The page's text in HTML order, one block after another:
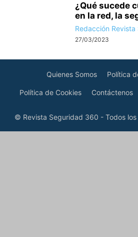
¿Qué sucede
en la red, la
Redacción
27/03/2023
Quienes Somos Política
Política de Cookies Contáctenos
© Revista Seguridad 360 - Todos los